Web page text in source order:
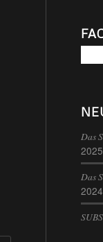
Das
2025
Das
2024